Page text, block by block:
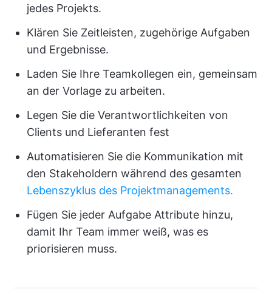
jedes Projekts.
Klären Sie Zeitleisten, zugehörige Aufgaben
und Ergebnisse.
Laden Sie Ihre Teamkollegen ein, gemeinsam
an der Vorlage zu arbeiten.
Legen Sie die Verantwortlichkeiten von
Clients und Lieferanten fest
Automatisieren Sie die Kommunikation mit
den Stakeholdern während des gesamten
Lebenszyklus des Projektmanagements.
Fügen Sie jeder Aufgabe Attribute hinzu,
damit Ihr Team immer weiß, was es
priorisieren muss.